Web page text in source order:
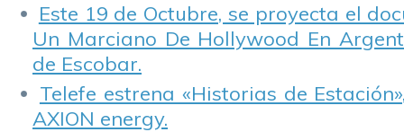
Este 19 de Octubre, se proyecta el
Un Marciano De Hollywood En
de Escobar.
Telefe estrena «Historias de
AXION energy.